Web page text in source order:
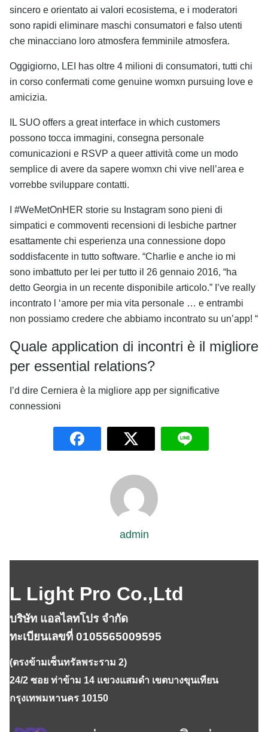
sincero e orientato ai valori ecosistema, e i moderatori
sono rapidi eliminare maschi consumatori e falso utenti
che minacciano loro atmosfera femminile atmosfera.
Oggigiorno, LEI has oltre 4 milioni di consumatori, tutti chi
in corso confermati come genuine womxn pursuing love e
amicizia.
IL SUO offers a great interface in which customers
possono tocca immagini, consegna personale
comunicazioni e RSVP a queer attività come un modo
semplice di avere da sapere womxn chi vive nell’area e
vorrebbe sviluppare contatti.
I #WeMetOnHER storie su Instagram sono pieni di
simpatici e commoventi recensioni di lesbiche partner
esattamente chi esperienza una connessione dopo
soddisfacente in tutto software. “Charlie e anche io mi
sono imbattuto per lei per tutto il 26 gennaio 2016, “ha
detto Georgia in un recente disponibile articolo.” I’ve really
incontrato l ‘amore per mia vita personale … e entrambi
non possiamo credere che abbiamo incontrato su un’app! “
Quale application di incontri è il migliore
per essential relations?
I’d dire Cerniera è la migliore app per significative
connessioni
admin
L Light Pro Co.,Ltd
บริษัท แอลไลทโปร จำกัด
ทะเบียนเลขที่ 0105565009595
(ตรงข้ามเซ็นทรัลพระราม 2)
24/2 ซอย ท่าข้าม 14 แขวงแสมดำ เขตบางขุนเทียน
กรุงเทพมหานคร 10150